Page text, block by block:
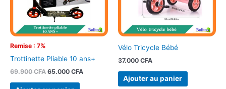
Remise : 7%
Trottinette Pliable 10 ans+
69.900CFA 65.000 CFA
Vélo Tricycle Bébé
37.000 CFA
Ajouter au panier